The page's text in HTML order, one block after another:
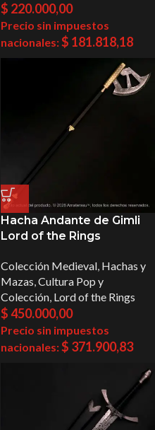
$ 220.000,00
Precio sin impuestos
nacionales:$ 181.818,18
Hacha Andante de Gimli
Lord of the Rings
Colección Medieval, Hachas y
Mazas,Cultura Pop y
Colección, Lord of the Rings
$450.000,00
Precio sin impuestos
nacionales:$ 371.900,83